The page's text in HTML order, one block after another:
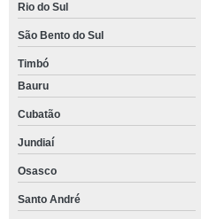
Rio do Sul
São Bento do Sul
Timbó
Bauru
Cubatão
Jundiaí
Osasco
Santo André